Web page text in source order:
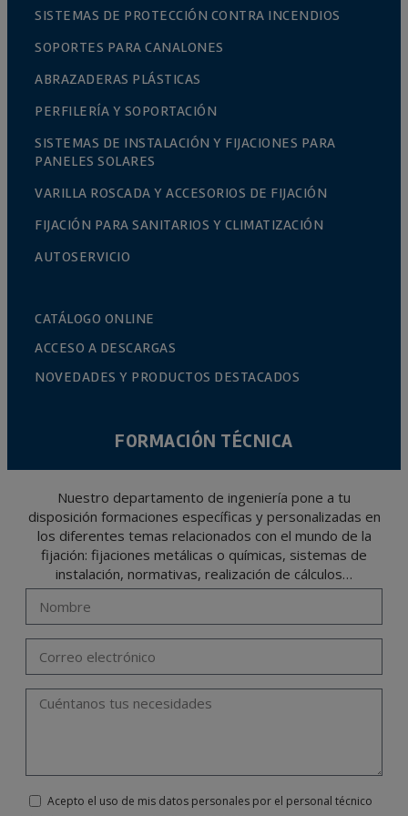
SISTEMAS DE PROTECCIÓN CONTRA INCENDIOS
SOPORTES PARA CANALONES
ABRAZADERAS PLÁSTICAS
PERFILERÍA Y SOPORTACIÓN
SISTEMAS DE INSTALACIÓN Y FIJACIONES PARA
PANELES SOLARES
VARILLA ROSCADA Y ACCESORIOS DE FIJACIÓN
FIJACIÓN PARA SANITARIOS Y CLIMATIZACIÓN
AUTOSERVICIO
CATÁLOGO ONLINE
ACCESO A DESCARGAS
NOVEDADES Y PRODUCTOS DESTACADOS
FORMACIÓN TÉCNICA
Nuestro departamento de ingeniería pone a tu
disposición formaciones específicas y personalizadas en
los diferentes temas relacionados con el mundo de la
fijación: fijaciones metálicas o químicas, sistemas de
instalación, normativas, realización de cálculos…
Acepto el uso de mis datos personales por el personal técnico